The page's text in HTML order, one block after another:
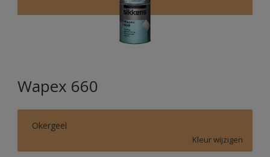
Wapex 660
Okergeel
Kleur wijzigen